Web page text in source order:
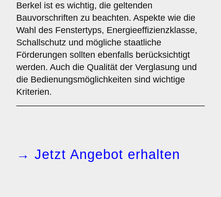
Berkel ist es wichtig, die geltenden
Bauvorschriften zu beachten. Aspekte wie die
Wahl des Fenstertyps, Energieeffizienzklasse,
Schallschutz und mögliche staatliche
Förderungen sollten ebenfalls berücksichtigt
werden. Auch die Qualität der Verglasung und
die Bedienungsmöglichkeiten sind wichtige
Kriterien.
→ Jetzt Angebot erhalten